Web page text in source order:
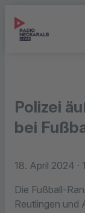
Polizei
bei
18. April 2024 ·
Die Fußball-
Reutlingen und